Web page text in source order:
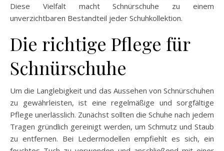
Diese Vielfalt macht Schnürschuhe zu einem
unverzichtbaren Bestandteil jeder Schuhkollektion.
Die richtige Pflege für
Schnürschuhe
Um die Langlebigkeit und das Aussehen von Schnürschuhen
zu gewährleisten, ist eine regelmäßige und sorgfältige
Pflege unerlässlich. Zunächst sollten die Schuhe nach jedem
Tragen gründlich gereinigt werden, um Schmutz und Staub
zu entfernen. Bei Ledermodellen empfiehlt es sich, ein